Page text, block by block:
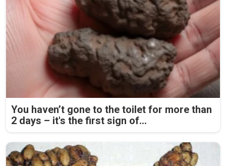
You haven’t gone to the toilet for more than
2 days – it's the first sign of...